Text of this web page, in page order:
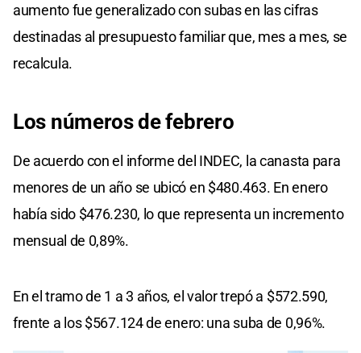
aumento fue generalizado con subas en las cifras
destinadas al presupuesto familiar que, mes a mes, se
recalcula.
Los números de febrero
De acuerdo con el informe del INDEC, la canasta para
menores de un año se ubicó en $480.463. En enero
había sido $476.230, lo que representa un incremento
mensual de 0,89%.
En el tramo de 1 a 3 años, el valor trepó a $572.590,
frente a los $567.124 de enero: una suba de 0,96%.